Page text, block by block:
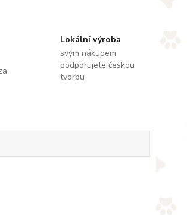
Lokální výroba
svým nákupem
podporujete českou
tvorbu